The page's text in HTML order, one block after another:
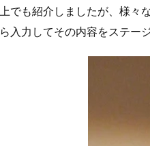
上でも紹介しましたが、様
ら入力してその内容をステー